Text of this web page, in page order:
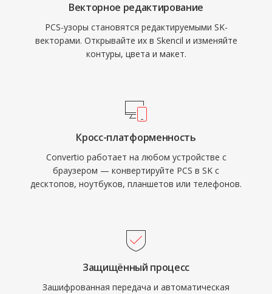
Векторное редактирование
PCS-узоры становятся редактируемыми SK-
векторами. Открывайте их в Skencil и изменяйте
контуры, цвета и макет.
Кросс-платформенность
Convertio работает на любом устройстве с
браузером — конвертируйте PCS в SK с
десктопов, ноутбуков, планшетов или телефонов.
Защищённый процесс
Зашифрованная передача и автоматическая